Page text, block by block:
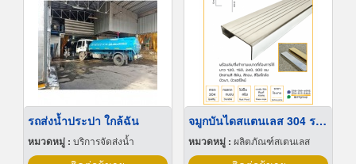
รถส่งน้ำประปา ใกล้ฉัน
หมวดหมู่ : บริการจัดส่งน้ำ
จมูกบันไดสแตนเลส 304 ราคาโรงงาน
หมวดหมู่ : ผลิตภัณฑ์สเตนเลส